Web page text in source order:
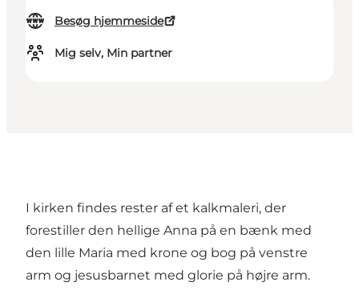
Planlæg din ferie
Besøg hjemmeside
Mig selv, Min partner
I kirken findes rester af et kalkmaleri, der
forestiller den hellige Anna på en bænk med
den lille Maria med krone og bog på venstre
arm og jesusbarnet med glorie på højre arm.